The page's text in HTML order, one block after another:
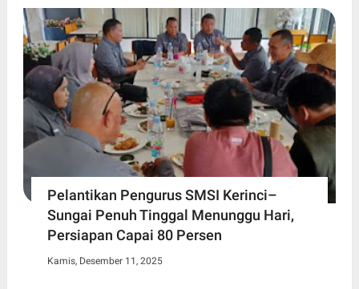
Pelantikan Pengurus SMSI Kerinci–
Sungai Penuh Tinggal Menunggu Hari,
Persiapan Capai 80 Persen
Kamis, Desember 11, 2025